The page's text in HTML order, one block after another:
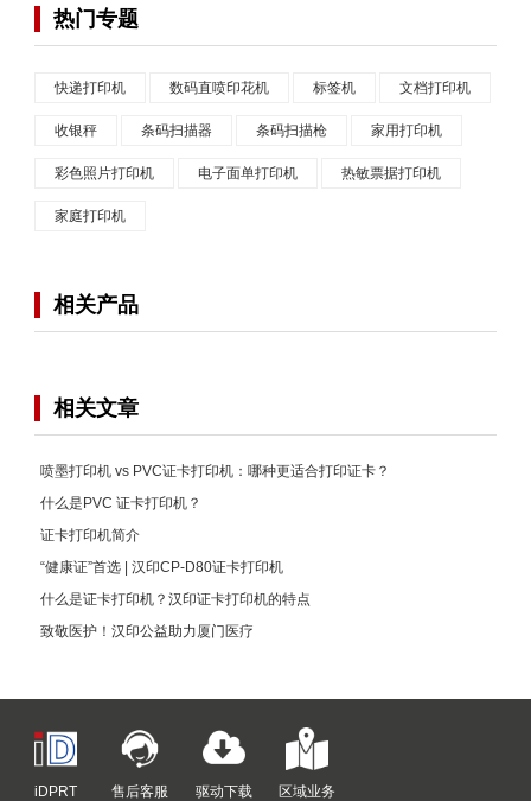
热门专题
快递打印机 数码直喷印花机 标签机 文档打印机
收银秤 条码扫描器 条码扫描枪 家用打印机
彩色照片打印机 电子面单打印机 热敏票据打印机
家庭打印机
相关产品
相关文章
喷墨打印机 vs PVC证卡打印机：哪种更适合打印证卡？
什么是PVC 证卡打印机？
证卡打印机简介
“健康证”首选 | 汉印CP-D80证卡打印机
什么是证卡打印机？汉印证卡打印机的特点
致敬医护！汉印公益助力厦门医疗
iDPRT 售后客服 驱动下载 区域业务